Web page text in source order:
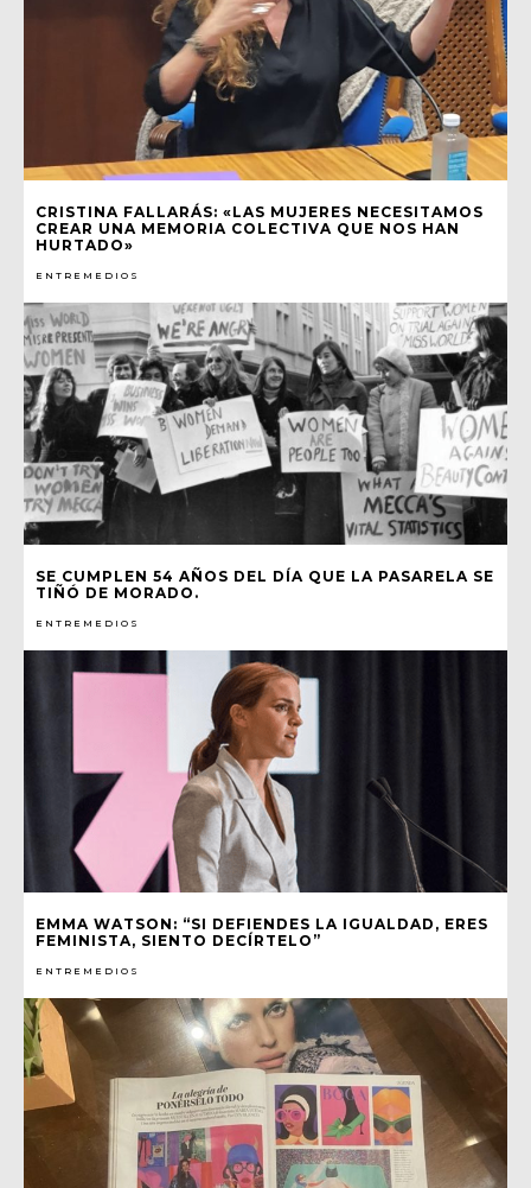
CRISTINA FALLARÁS: «LAS MUJERES NECESITAMOS
CREAR UNA MEMORIA COLECTIVA QUE NOS HAN
HURTADO»
ENTREMEDIOS
SE CUMPLEN 54 AÑOS DEL DÍA QUE LA PASARELA SE
TIÑÓ DE MORADO.
ENTREMEDIOS
EMMA WATSON: “SI DEFIENDES LA IGUALDAD, ERES
FEMINISTA, SIENTO DECÍRTELO”
ENTREMEDIOS